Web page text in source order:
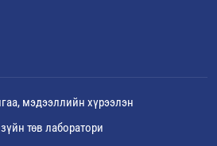
мэдээллийн хүрээлэн
төв лаборатори